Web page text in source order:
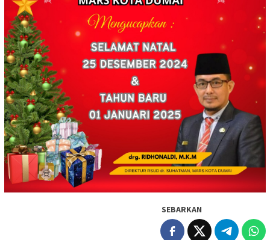
SEBARKAN